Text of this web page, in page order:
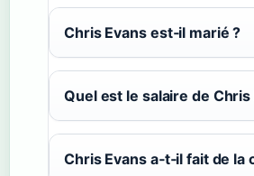
Chris Evans est‑il marié ?
Quel est le salaire de
Chris Evans a‑t‑il fait de